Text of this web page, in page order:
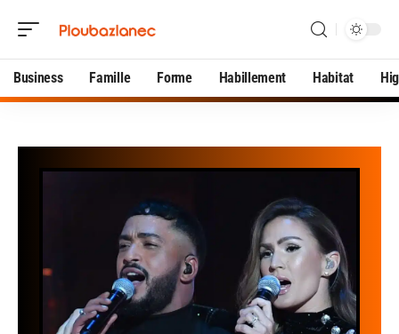
Business Famille Forme Habillement Habitat